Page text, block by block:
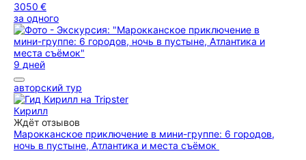
3050 €
за одного
9 дней
авторский тур
Кирилл
Ждёт отзывов
Марокканское приключение в мини-группе: 6 городов,
ночь в пустыне, Атлантика и места съёмок